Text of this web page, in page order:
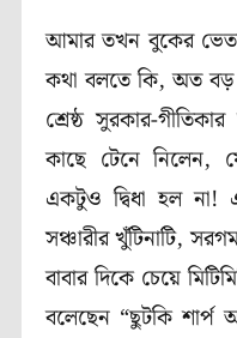
আমার তখন বুকের
কথা বলতে কি, অত
শ্রেষ্ঠ সুরকার-
কাছে টেনে
একটুও দ্বিধা হল না!
সঞ্চারীর খুঁটিনাটি,
বাবার দিকে চেয়ে
বলেছেন “ছুটকি শার্প